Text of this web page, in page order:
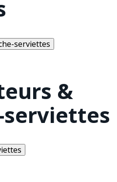
serviettes
&
serviettes